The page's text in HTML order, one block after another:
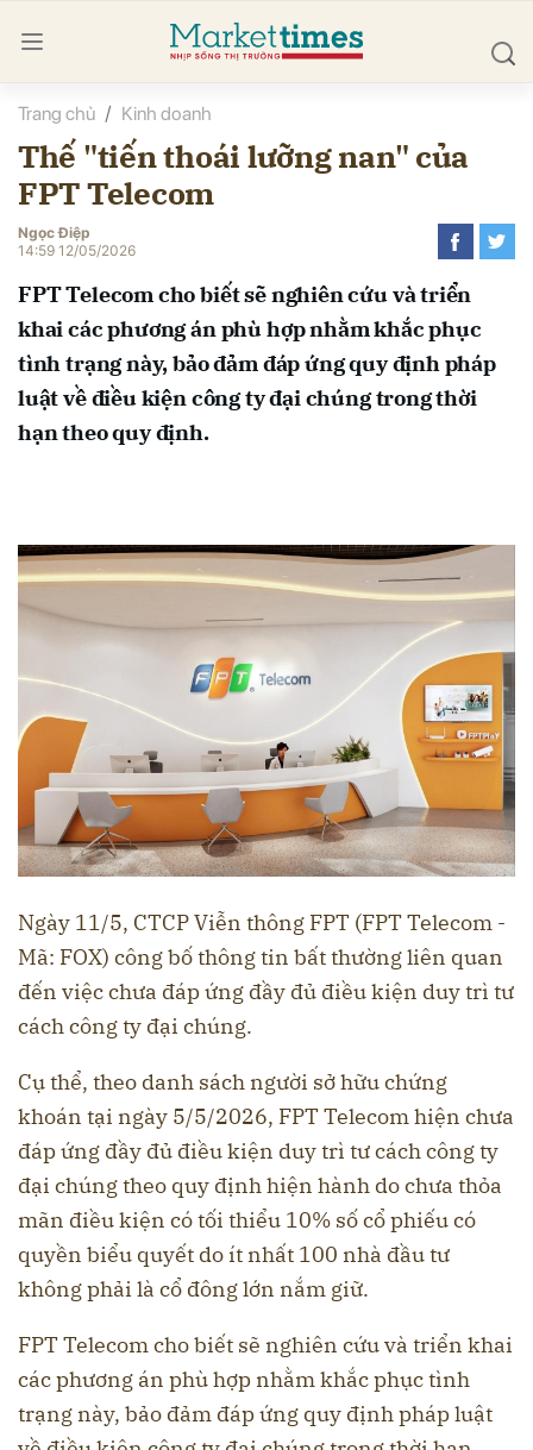
Trang chủ Kinh doanh
Thế "tiến thoái lưỡng nan" của
FPT Telecom
Ngọc Điệp
14:59 12/05/2026
FPT Telecom cho biết sẽ nghiên cứu và triển
khai các phương án phù hợp nhằm khắc phục
tình trạng này, bảo đảm đáp ứng quy định pháp
luật về điều kiện công ty đại chúng trong thời
hạn theo quy định.
Ngày 11/5, CTCP Viễn thông FPT (FPT Telecom -
Mã: FOX) công bố thông tin bất thường liên quan
đến việc chưa đáp ứng đầy đủ điều kiện duy trì tư
cách công ty đại chúng.
Cụ thể, theo danh sách người sở hữu chứng
khoán tại ngày 5/5/2026, FPT Telecom hiện chưa
đáp ứng đầy đủ điều kiện duy trì tư cách công ty
đại chúng theo quy định hiện hành do chưa thỏa
mãn điều kiện có tối thiểu 10% số cổ phiếu có
quyền biểu quyết do ít nhất 100 nhà đầu tư
không phải là cổ đông lớn nắm giữ.
FPT Telecom cho biết sẽ nghiên cứu và triển khai
các phương án phù hợp nhằm khắc phục tình
trạng này, bảo đảm đáp ứng quy định pháp luật
luận
Hủy